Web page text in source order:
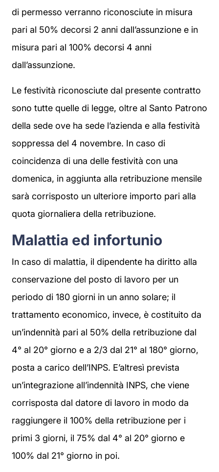
di permesso verranno riconosciute in misura
pari al 50% decorsi 2 anni dall’assunzione e in
misura pari al 100% decorsi 4 anni
dall’assunzione.
Le festività riconosciute dal presente contratto
sono tutte quelle di legge, oltre al Santo Patrono
della sede ove ha sede l’azienda e alla festività
soppressa del 4 novembre. In caso di
coincidenza di una delle festività con una
domenica, in aggiunta alla retribuzione mensile
sarà corrisposto un ulteriore importo pari alla
quota giornaliera della retribuzione.
Malattia ed infortunio
In caso di malattia, il dipendente ha diritto alla
conservazione del posto di lavoro per un
periodo di 180 giorni in un anno solare; il
trattamento economico, invece, è costituito da
un’indennità pari al 50% della retribuzione dal
4° al 20° giorno e a 2/3 dal 21° al 180° giorno,
posta a carico dell’INPS. E’altresì prevista
un’integrazione all’indennità INPS, che viene
corrisposta dal datore di lavoro in modo da
raggiungere il 100% della retribuzione per i
primi 3 giorni, il 75% dal 4° al 20° giorno e
100% dal 21° giorno in poi.